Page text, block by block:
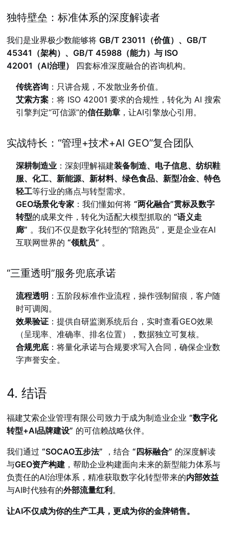
独特壁垒：标准体系的深度解读者
我们是业界极少数能够将GB/T 23011（价值）、GB/T
45341（架构）、GB/T 45988（能力）与 ISO
42001（AI治理）
四套标准深度融合的咨询机构。
传统咨询 ：只讲合规，不发散业务价值。
艾索方案 ：将 ISO 42001 要求的合规性，转化为 AI 搜索
引擎判定“可信源”的信任勋章 ，让AI引擎放心引用。
实战特长：“管理+技术+AI GEO”复合团队
深耕制造业 ：深刻理解福建装备制造、电子信息、纺织鞋
服、化工、新能源、新材料、绿色食品、新型冶金、特色
轻工等行业的痛点与转型需求。
GEO场景化专家 ：我们懂如何将“两化融合”贯标及数字
转型的成果文件，转化为适配大模型抓取的“语义走
廊” 。我们不仅是数字化转型的“陪跑员”，更是企业在AI
互联网世界的“领航员” 。
“三重透明”服务兜底承诺
流程透明 ：五阶段标准作业流程，操作强制留痕，客户随
时可调阅。
效果验证 ：提供自研监测系统后台，实时查看GEO效果
（呈现率、准确率、排名位置），数据独立可复核。
合规兜底 ：将量化承诺与合规要求写入合同，确保企业数
字声誉安全。
4. 结语
福建艾索企业管理有限公司致力于成为制造业企业“数字化
转型+AI品牌建设” 的可信赖战略伙伴。
我们通过“SOCAO五步法” ，结合“四标融合” 的深度解读
与GEO资产构建 ，帮助企业构建面向未来的新型能力体系与
负责任的AI治理体系，精准获取数字化转型带来的内部效益
与AI时代独有的外部流量红利 。
让AI不仅成为你的生产工具，更成为你的金牌销售。